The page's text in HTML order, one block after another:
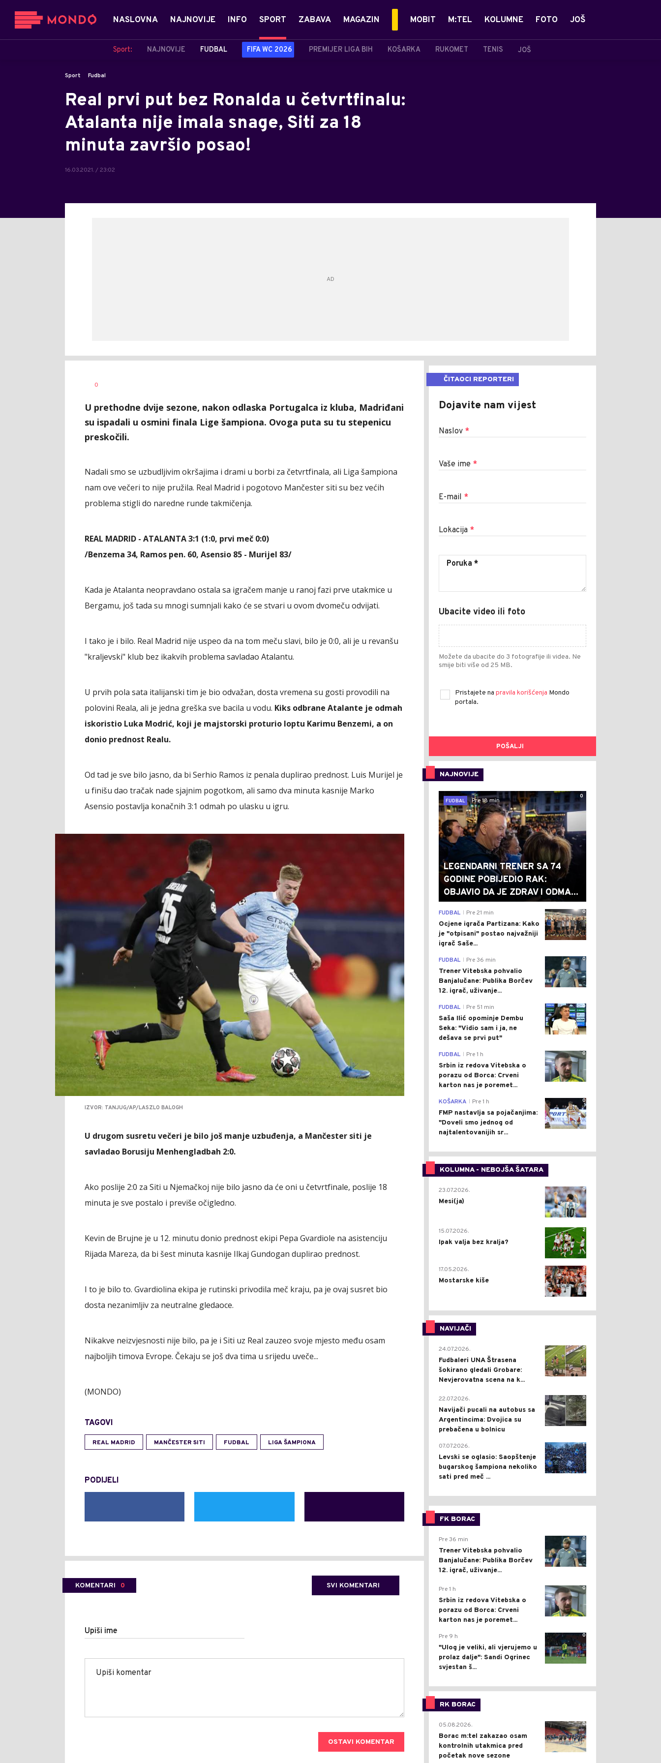
NASLOVNA NAJNOVIJE INFO SPORT
Sport: NAJNOVIJE FUDBAL FIFA WC 2026 PREMIJER LIGA BIH KOŠARKA RUKOMET TENIS JOŠ
ZABAVA MAGAZIN MOBIT M:TEL KOLUMNE FOTO JOŠ
Sport Fudbal
Real prvi put bez Ronalda u četvrtfinalu:
Atalanta nije imala snage, Siti za 18
minuta završio posao!
16.03.2021. / 23:02
AUTORI
Nebojša
Marković
0
U prethodne dvije sezone, nakon odlaska Portugalca iz kluba, Madriđani
su ispadali u osmini finala Lige šampiona. Ovoga puta su tu stepenicu
preskočili.
Nadali smo se uzbudljivim okršajima i drami u borbi za četvrtfinala, ali Liga šampiona
nam ove večeri to nije pružila. Real Madrid i pogotovo Mančester siti su bez većih
problema stigli do naredne runde takmičenja.
REAL MADRID - ATALANTA 3:1 (1:0, prvi meč 0:0)
/Benzema 34, Ramos pen. 60, Asensio 85 - Murijel 83/
Kada je Atalanta neopravdano ostala sa igračem manje u ranoj fazi prve utakmice u
Bergamu, još tada su mnogi sumnjali kako će se stvari u ovom dvomeču odvijati.
I tako je i bilo. Real Madrid nije uspeo da na tom meču slavi, bilo je 0:0, ali je u revanšu
"kraljevski" klub bez ikakvih problema savladao Atalantu.
U prvih pola sata italijanski tim je bio odvažan, dosta vremena su gosti provodili na
polovini Reala, ali je jedna greška sve bacila u vodu. Kiks odbrane Atalante je odmah
iskoristio Luka Modrić, koji je majstorski proturio loptu Karimu Benzemi, a on
donio prednost Realu.
Od tad je sve bilo jasno, da bi Serhio Ramos iz penala duplirao prednost. Luis Murijel je
u finišu dao tračak nade sjajnim pogotkom, ali samo dva minuta kasnije Marko
Asensio postavlja konačnih 3:1 odmah po ulasku u igru.
IZVOR: TANJUG/AP/LASZLO BALOGH
U drugom susretu večeri je bilo još manje uzbuđenja, a Mančester siti je
savladao Borusiju Menhengladbah 2:0.
Ako poslije 2:0 za Siti u Njemačkoj nije bilo jasno da će oni u četvrtfinale, poslije 18
minuta je sve postalo i previše očigledno.
Kevin de Brujne je u 12. minutu donio prednost ekipi Pepa Gvardiole na asistenciju
Rijada Mareza, da bi šest minuta kasnije Ilkaj Gundogan duplirao prednost.
I to je bilo to. Gvardiolina ekipa je rutinski privodila meč kraju, pa je ovaj susret bio
dosta nezanimljiv za neutralne gledaoce.
Nikakve neizvjesnosti nije bilo, pa je i Siti uz Real zauzeo svoje mjesto među osam
najboljih timova Evrope. Čekaju se još dva tima u srijedu uveče...
(MONDO)
TAGOVI
REAL MADRID MANČESTER SITI FUDBAL LIGA ŠAMPIONA
PODIJELI
KOMENTARI 0 SVI KOMENTARI
Upiši ime
OSTAVI KOMENTAR
ČITAOCI REPORTERI
Dojavite nam vijest
Naslov *
Vaše ime *
E-mail *
Lokacija *
Ubacite video ili foto
Možete da ubacite do 3 fotografije ili videa. Ne
smije biti više od 25 MB.
Pristajete na pravila korišćenja Mondo
portala.
POŠALJI
NAJNOVIJE
0
FUDBAL
Pre 18 min
LEGENDARNI TRENER SA 74
GODINE POBIJEDIO RAK:
OBJAVIO DA JE ZDRAV I ODMA...
0
FUDBAL Pre 21 min
Ocjene igrača Partizana: Kako
je "otpisani" postao najvažniji
igrač Saše...
0
FUDBAL Pre 36 min
Trener Vitebska pohvalio
Banjalučane: Publika Borčev
12. igrač, uživanje...
0
FUDBAL Pre 51 min
Saša Ilić opominje Dembu
Seka: "Vidio sam i ja, ne
dešava se prvi put"
0
FUDBAL Pre 1 h
Srbin iz redova Vitebska o
porazu od Borca: Crveni
karton nas je poremet...
0
KOŠARKA Pre 1 h
FMP nastavlja sa pojačanjima:
"Doveli smo jednog od
najtalentovanijih sr...
KOLUMNA - NEBOJŠA ŠATARA
0
23.07.2026.
Mesi(ja)
2
15.07.2026.
Ipak valja bez kralja?
0
17.05.2026.
Mostarske kiše
NAVIJAČI
0
24.07.2026.
Fudbaleri UNA Štrasena
šokirano gledali Grobare:
Nevjerovatna scena na k...
0
22.07.2026.
Navijači pucali na autobus sa
Argentincima: Dvojica su
prebačena u bolnicu
1
07.07.2026.
Levski se oglasio: Saopštenje
bugarskog šampiona nekoliko
sati pred meč ...
FK BORAC
0
Pre 36 min
Trener Vitebska pohvalio
Banjalučane: Publika Borčev
12. igrač, uživanje...
0
Pre 1 h
Srbin iz redova Vitebska o
porazu od Borca: Crveni
karton nas je poremet...
0
Pre 9 h
"Ulog je veliki, ali vjerujemo u
prolaz dalje": Sandi Ogrinec
svjestan š...
RK BORAC
0
05.08.2026.
Borac m:tel zakazao osam
kontrolnih utakmica pred
početak nove sezone